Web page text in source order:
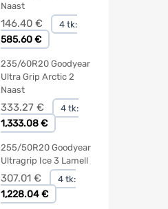
Naast
146.40 € 4 tk:
585.60 €
235/60R20 Goodyear
Ultra Grip Arctic 2
Naast
333.27 € 4 tk:
1,333.08 €
255/50R20 Goodyear
Ultragrip Ice 3 Lamell
307.01 € 4 tk:
1,228.04 €